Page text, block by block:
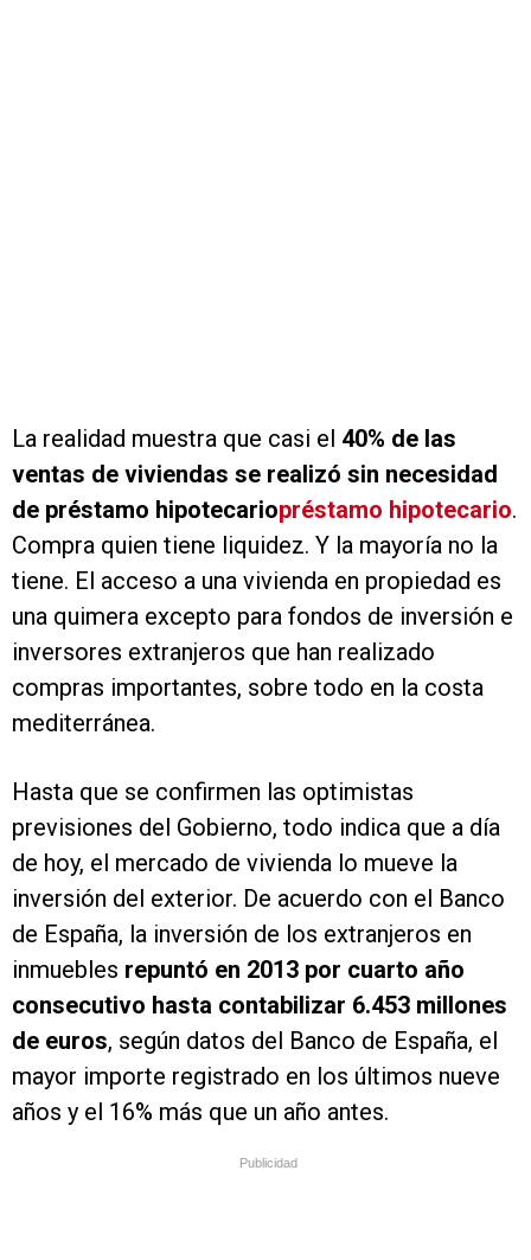
La realidad muestra que casi el 40% de las
ventas de viviendas se realizó sin necesidad
de préstamo hipotecariopréstamo hipotecario.
Compra quien tiene liquidez. Y la mayoría no la
tiene. El acceso a una vivienda en propiedad es
una quimera excepto para fondos de inversión e
inversores extranjeros que han realizado
compras importantes, sobre todo en la costa
mediterránea.
Hasta que se confirmen las optimistas
previsiones del Gobierno, todo indica que a día
de hoy, el mercado de vivienda lo mueve la
inversión del exterior. De acuerdo con el Banco
de España, la inversión de los extranjeros en
inmuebles repuntó en 2013 por cuarto año
consecutivo hasta contabilizar 6.453 millones
de euros, según datos del Banco de España, el
mayor importe registrado en los últimos nueve
años y el 16% más que un año antes.
Publicidad